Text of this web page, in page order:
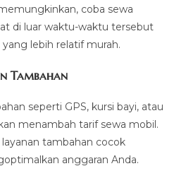
coba sewa
di luar waktu-waktu tersebut
lebih relatif murah.
Tambahan
seperti GPS, kursi bayi, atau
menambah tarif sewa mobil.
tambahan cocok
anggaran Anda.